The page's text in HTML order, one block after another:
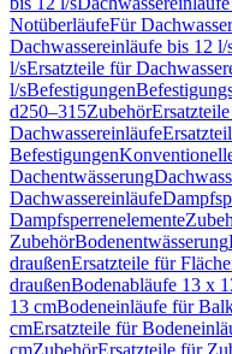
NotüberläufeFür
Dachwassereinläufe bis 12 l/
l/sErsatzteile für
l/sBefestigungen
d250–315Zubehör
Dachwassereinläufe
Befestigungen
Dachentwässerung
Dachwassereinläufe
Dampfsperrenelemente
ZubehörBodenentwässerung
draußenErsatzteile für
draußenBodenabläufe 13 x
13 cmBodeneinläufe für
cmErsatzteile für
cmZubehörErsatzteile für